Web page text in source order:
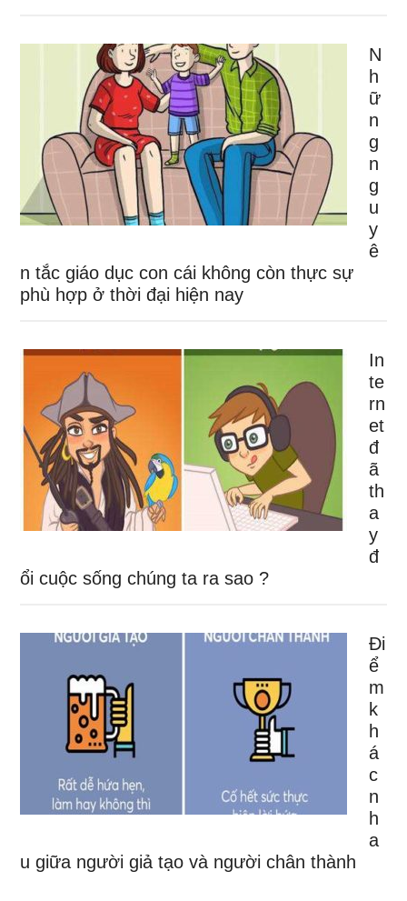
N
h
ữ
n
g
n
g
u
y
ê
n tắc giáo dục con cái không còn thực sự
phù hợp ở thời đại hiện nay
In
te
rn
et
đ
ã
th
a
y
đ
ổi cuộc sống chúng ta ra sao ?
Đi
ể
m
k
h
á
c
n
h
a
u giữa người giả tạo và người chân thành